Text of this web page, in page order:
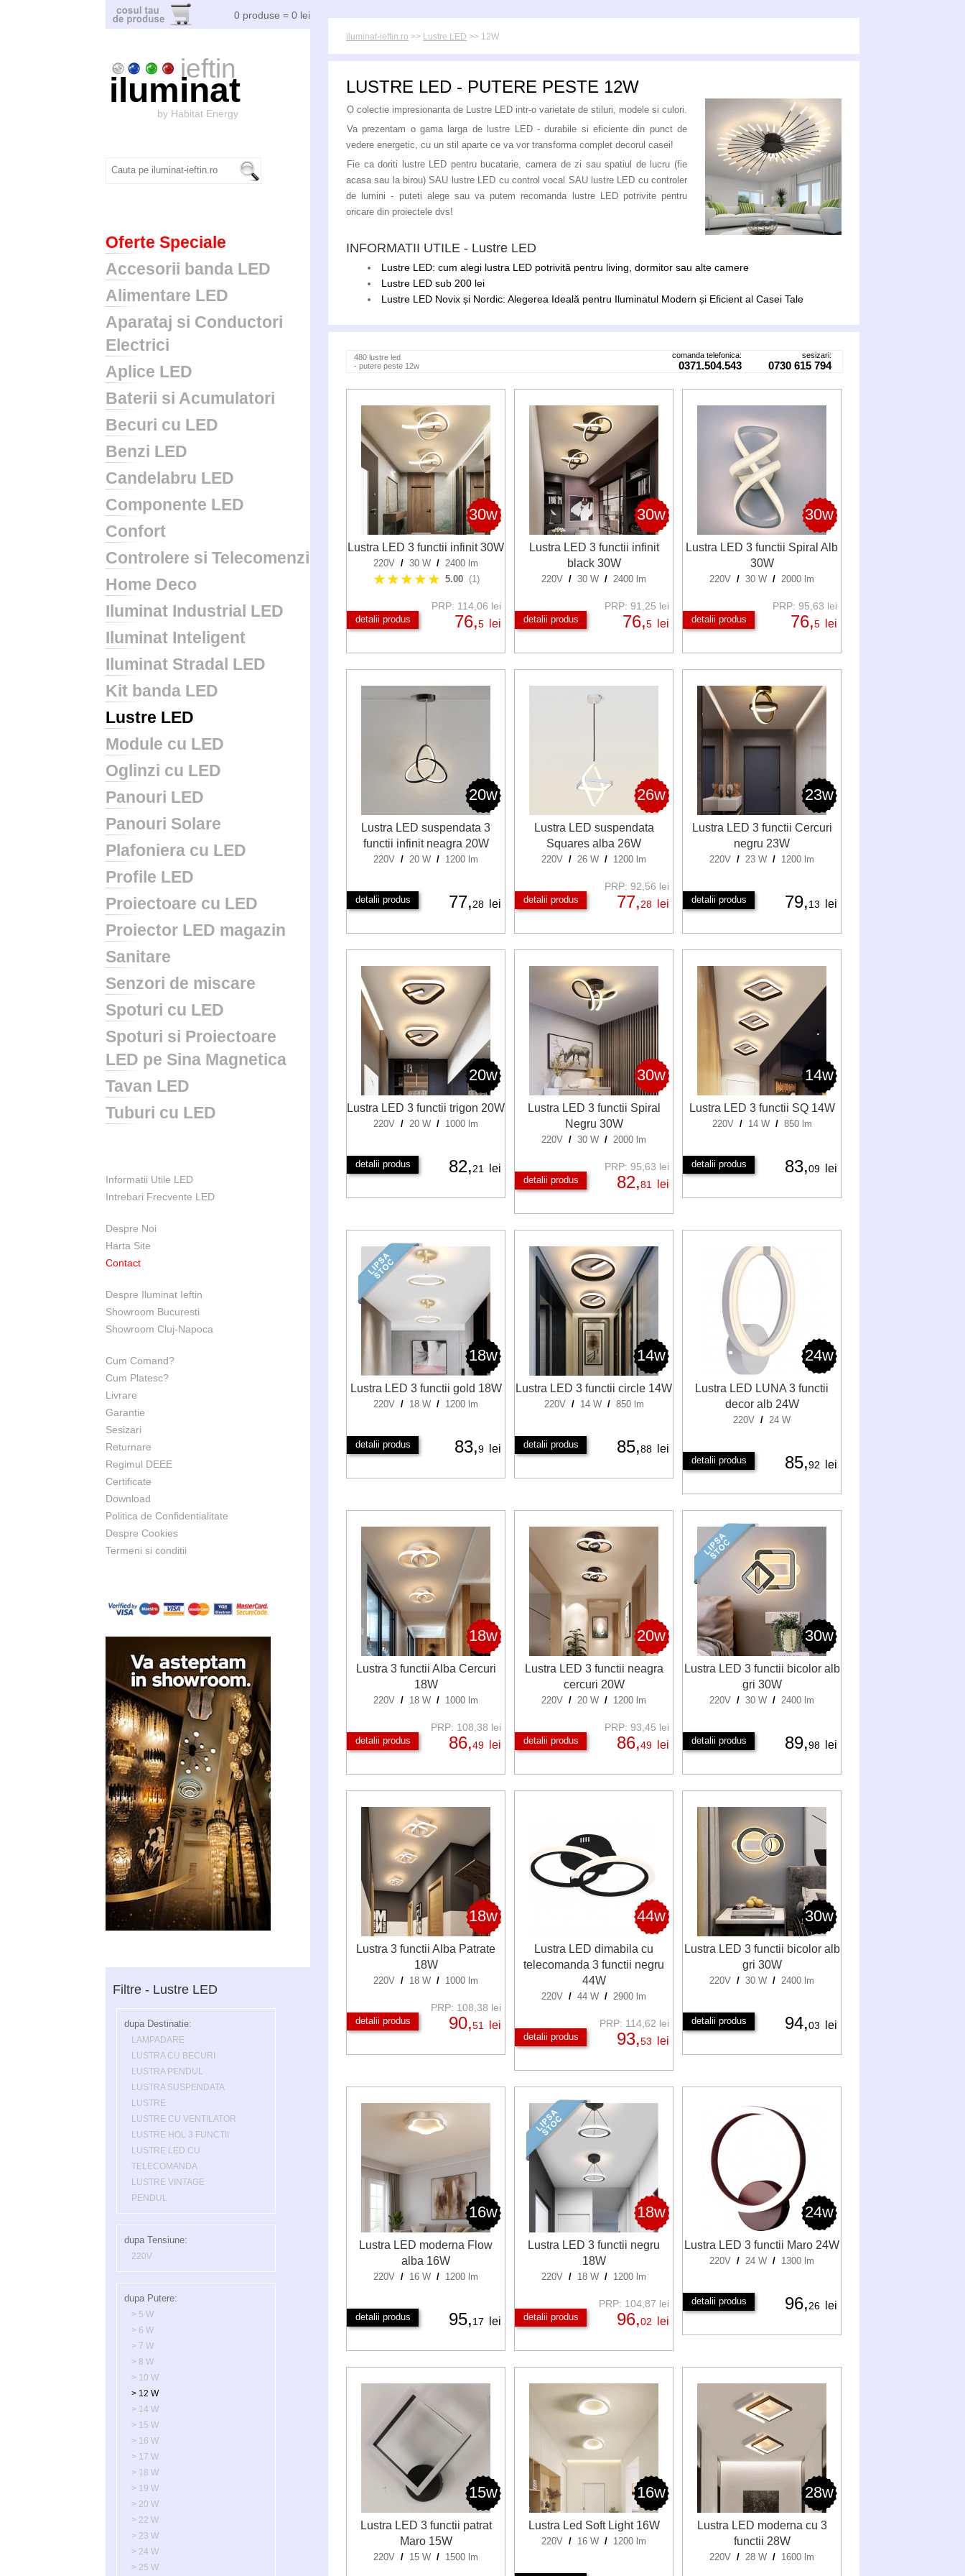
0 produse = 0 lei
ieftin
iluminat
by Habitat Energy
Oferte Speciale
Accesorii banda LED
Alimentare LED
Aparataj si Conductori
Electrici
Aplice LED
Baterii si Acumulatori
Becuri cu LED
Benzi LED
Candelabru LED
Componente LED
Confort
Controlere si Telecomenzi
Home Deco
Iluminat Industrial LED
Iluminat Inteligent
Iluminat Stradal LED
Kit banda LED
Lustre LED
Module cu LED
Oglinzi cu LED
Panouri LED
Panouri Solare
Plafoniera cu LED
Profile LED
Proiectoare cu LED
Proiector LED magazin
Sanitare
Senzori de miscare
Spoturi cu LED
Spoturi si Proiectoare
LED pe Sina Magnetica
Tavan LED
Tuburi cu LED
Informatii Utile LED
Intrebari Frecvente LED
Despre Noi
Harta Site
Contact
Despre Iluminat Ieftin
Showroom Bucuresti
Showroom Cluj-Napoca
Cum Comand?
Cum Platesc?
Livrare
Garantie
Sesizari
Returnare
Regimul DEEE
Certificate
Download
Politica de Confidentialitate
Despre Cookies
Termeni si conditii
Filtre - Lustre LED
dupa Destinatie:
LAMPADARE
LUSTRA CU BECURI
LUSTRA PENDUL
LUSTRA SUSPENDATA
LUSTRE
LUSTRE CU VENTILATOR
LUSTRE HOL 3 FUNCTII
LUSTRE LED CU
TELECOMANDA
LUSTRE VINTAGE
PENDUL
dupa Tensiune:
220V
dupa Putere:
> 5 W
> 6 W
> 7 W
> 8 W
> 10 W
> 12 W
> 14 W
> 15 W
> 16 W
> 17 W
> 18 W
> 19 W
> 20 W
> 22 W
> 23 W
> 24 W
> 25 W
iluminat-ieftin.ro >> Lustre LED >> 12W
LUSTRE LED - PUTERE PESTE 12W
O colectie impresionanta de Lustre LED intr-o varietate de stiluri, modele si culori.
Va prezentam o gama larga de lustre LED - durabile si eficiente din punct de
vedere energetic, cu un stil aparte ce va vor transforma complet decorul casei!
Fie ca doriti lustre LED pentru bucatarie, camera de zi sau spatiul de lucru (fie
acasa sau la birou) SAU lustre LED cu control vocal SAU lustre LED cu controler
de lumini - puteti alege sau va putem recomanda lustre LED potrivite pentru
oricare din proiectele dvs!
INFORMATII UTILE - Lustre LED
Lustre LED: cum alegi lustra LED potrivită pentru living, dormitor sau alte camere
Lustre LED sub 200 lei
Lustre LED Novix și Nordic: Alegerea Ideală pentru Iluminatul Modern și Eficient al Casei Tale
480 lustre led
- putere peste 12w
comanda telefonica:
0371.504.543
sesizari:
0730 615 794
30w
Lustra LED 3 functii infinit 30W
220V / 30 W / 2400 lm
★★★★★ 5.00 (1)
detalii produs
PRP: 114,06 lei
76,5 lei
30w
Lustra LED 3 functii infinit
black 30W
220V / 30 W / 2400 lm
detalii produs
PRP: 91,25 lei
76,5 lei
30w
Lustra LED 3 functii Spiral Alb
30W
220V / 30 W / 2000 lm
detalii produs
PRP: 95,63 lei
76,5 lei
20w
Lustra LED suspendata 3
functii infinit neagra 20W
220V / 20 W / 1200 lm
detalii produs 77,28 lei
26w
Lustra LED suspendata
Squares alba 26W
220V / 26 W / 1200 lm
detalii produs
PRP: 92,56 lei
77,28 lei
23w
Lustra LED 3 functii Cercuri
negru 23W
220V / 23 W / 1200 lm
detalii produs 79,13 lei
20w
Lustra LED 3 functii trigon 20W
220V / 20 W / 1000 lm
detalii produs 82,21 lei
30w
Lustra LED 3 functii Spiral
Negru 30W
220V / 30 W / 2000 lm
detalii produs
PRP: 95,63 lei
82,81 lei
14w
Lustra LED 3 functii SQ 14W
220V / 14 W / 850 lm
detalii produs 83,09 lei
18w
Lustra LED 3 functii gold 18W
220V / 18 W / 1200 lm
detalii produs 83,9 lei
14w
Lustra LED 3 functii circle 14W
220V / 14 W / 850 lm
detalii produs 85,88 lei
24w
Lustra LED LUNA 3 functii
decor alb 24W
220V / 24 W
detalii produs 85,92 lei
18w
Lustra 3 functii Alba Cercuri
18W
220V / 18 W / 1000 lm
detalii produs
PRP: 108,38 lei
86,49 lei
20w
Lustra LED 3 functii neagra
cercuri 20W
220V / 20 W / 1200 lm
detalii produs
PRP: 93,45 lei
86,49 lei
30w
Lustra LED 3 functii bicolor alb
gri 30W
220V / 30 W / 2400 lm
detalii produs 89,98 lei
18w
Lustra 3 functii Alba Patrate
18W
220V / 18 W / 1000 lm
detalii produs
PRP: 108,38 lei
90,51 lei
44w
Lustra LED dimabila cu
telecomanda 3 functii negru
44W
220V / 44 W / 2900 lm
detalii produs
PRP: 114,62 lei
93,53 lei
30w
Lustra LED 3 functii bicolor alb
gri 30W
220V / 30 W / 2400 lm
detalii produs 94,03 lei
16w
Lustra LED moderna Flow
alba 16W
220V / 16 W / 1200 lm
detalii produs 95,17 lei
18w
Lustra LED 3 functii negru
18W
220V / 18 W / 1200 lm
detalii produs
PRP: 104,87 lei
96,02 lei
24w
Lustra LED 3 functii Maro 24W
220V / 24 W / 1300 lm
detalii produs 96,26 lei
15w
Lustra LED 3 functii patrat
Maro 15W
220V / 15 W / 1500 lm
16w
Lustra Led Soft Light 16W
220V / 16 W / 1200 lm
28w
Lustra LED moderna cu 3
functii 28W
220V / 28 W / 1600 lm